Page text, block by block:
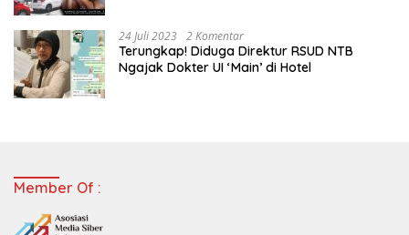
24 Juli 2023 2 Komentar
Terungkap! Diduga Direktur RSUD NTB
Ngajak Dokter UI ‘Main’ di Hotel
Member Of :